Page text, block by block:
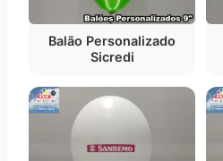
Balão Personalizado
Sicredi